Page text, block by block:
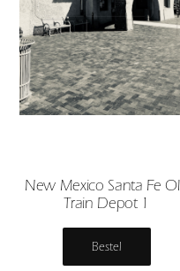
New Mexico Santa Fe
Train Depot 1
Bestel